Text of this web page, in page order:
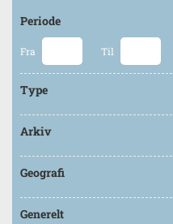
Periode
Fra Til
Type
Arkiv
Geografi
Generelt